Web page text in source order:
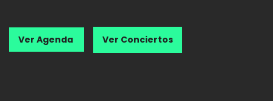
Ver Agenda Ver Conciertos